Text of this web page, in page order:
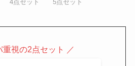
4点セット 5点セット
重視の2点セット ／